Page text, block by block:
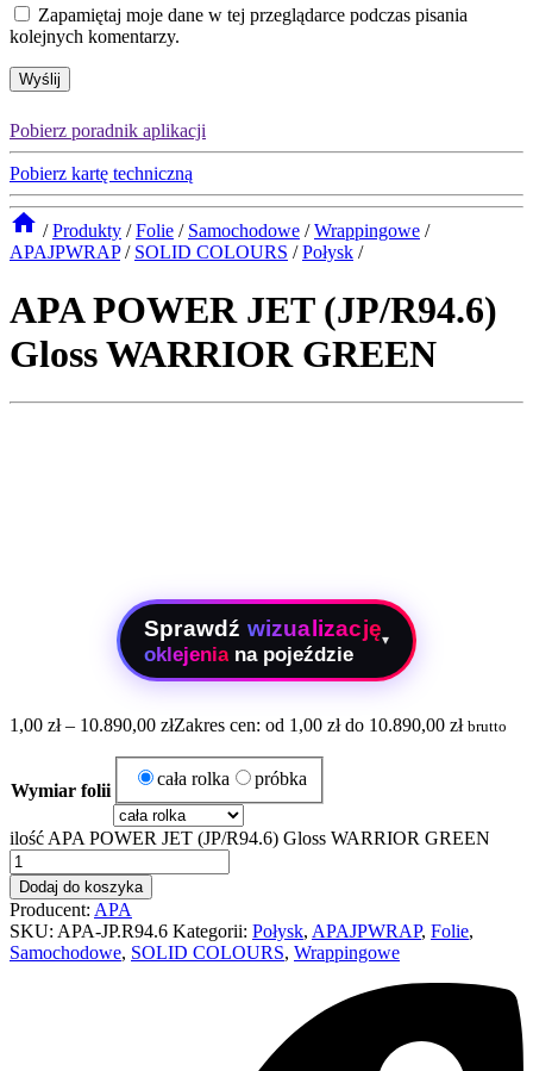
Zapamiętaj moje dane w tej przeglądarce podczas pisania
kolejnych komentarzy.
Pobierz poradnik aplikacji
Pobierz kartę techniczną
/ Produkty / Folie / Samochodowe / Wrappingowe /
APAJPWRAP / SOLID COLOURS / Połysk /
APA POWER JET (JP/R94.6)
Gloss WARRIOR GREEN
Sprawdź wizualizację
oklejenia na pojeździe
▾
1,00 zł – 10.890,00 złZakres cen: od 1,00 zł do 10.890,00 zł brutto
Wymiar folii
cała rolka próbka
ilość APA POWER JET (JP/R94.6) Gloss WARRIOR GREEN
Dodaj do koszyka
Producent: APA
SKU: APA-JP.R94.6 Kategorii: Połysk, APAJPWRAP, Folie,
Samochodowe, SOLID COLOURS, Wrappingowe